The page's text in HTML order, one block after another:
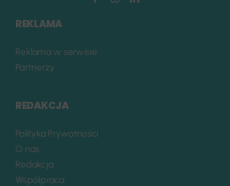
REKLAMA
Reklama w serwisie
Partnerzy
REDAKCJA
Polityka Prywatności
O nas
Redakcja
Współpraca